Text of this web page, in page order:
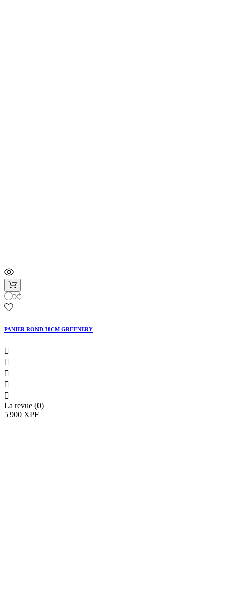
PANIER ROND 38CM GREENERY





La revue (0)
5 900 XPF